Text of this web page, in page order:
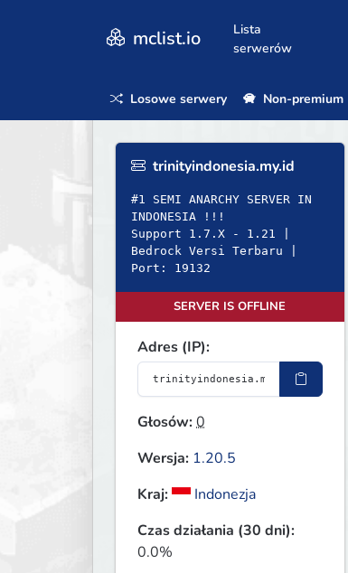
mclist.io
Lista
serwerów
Losowe serwery Non-premium
trinityindonesia.my.id
#1 SEMI ANARCHY SERVER IN
INDONESIA !!!
Support 1.7.X - 1.21 |
Bedrock Versi Terbaru |
Port: 19132
SERVER IS OFFLINE
Adres (IP):
Głosów:0
Wersja: 1.20.5
Kraj:
Indonezja
Czas działania (30 dni):
0.0%